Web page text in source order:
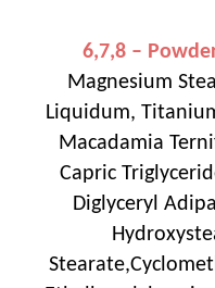
6,7,8 –
Magnesium
Liquidum,
Macadamia
Capric
Diglyceryl